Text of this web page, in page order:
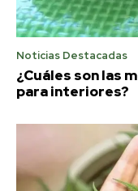
Noticias Destacadas
¿Cuáles son las
para interiores?